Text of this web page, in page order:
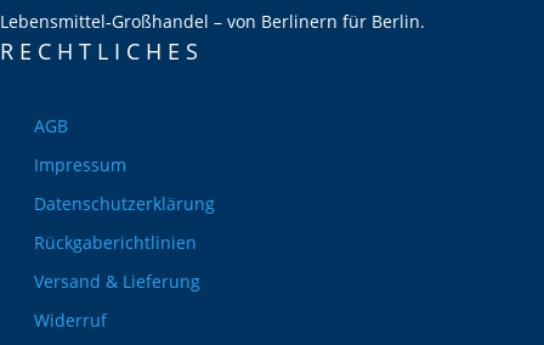
Lebensmittel‑Großhandel – von Berlinern für Berlin.
RECHT­LICHES
AGB
Impressum
Datenschutzerklärung
Rückgaberichtlinien
Versand & Lieferung
Widerruf